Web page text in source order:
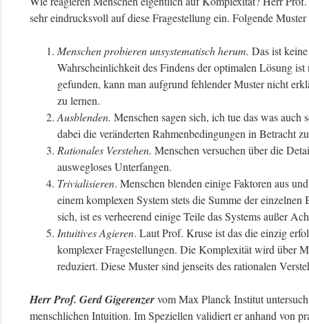
sehr eindrucksvoll auf diese Fragestellung ein. Folgende
Menschen probieren unsystematisch herum. Das ist
Wahrscheinlichkeit des Findens der optimalen Lösung
gefunden, kann man aufgrund fehlender Muster nicht
zu lernen.
Ausblenden. Menschen sagen sich, ich tue das was
dabei die veränderten Rahmenbedingungen in Betracht
Rationales Verstehen. Menschen versuchen über die
auswegloses Unterfangen.
Trivialisieren. Menschen blenden einige Faktoren aus
einem komplexen System stets die Summe der einzelnen
sich, ist es verheerend einige Teile das Systems außer
Intuitives Agieren. Laut Prof. Kruse ist das die einzig
komplexer Fragestellungen. Die Komplexität wird über
reduziert. Diese Muster sind jenseits des rationalen
Herr Prof. Gerd Gigerenzervom Max Planck Institut
menschlichen Intuition. Im Speziellen validiert er anhand von